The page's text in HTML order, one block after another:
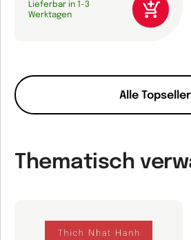
Alle Topseller
Lieferbar in 1-3
Werktagen
Thematisch